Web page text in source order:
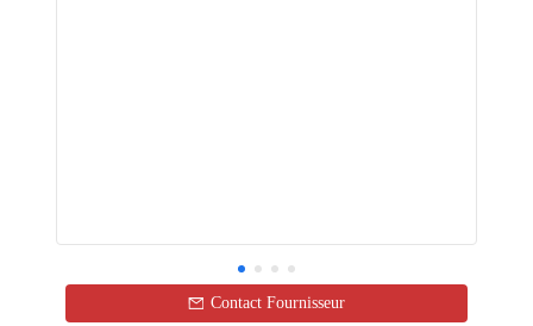
Contact Fournisseur